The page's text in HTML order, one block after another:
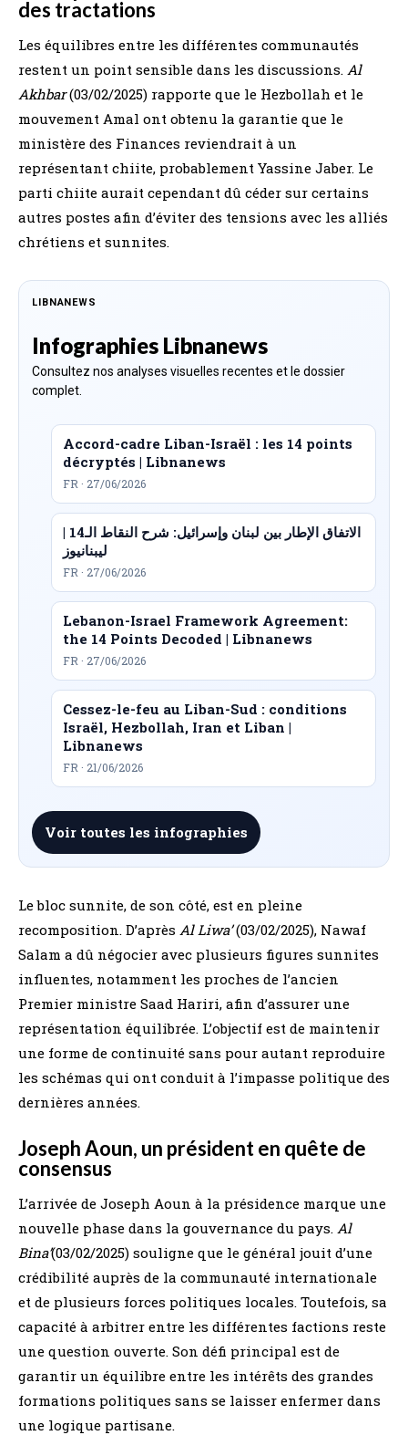
des tractations
Les équilibres entre les différentes communautés
restent un point sensible dans les discussions. Al
Akhbar(03/02/2025) rapporte que le Hezbollah et le
mouvement Amal ont obtenu la garantie que le
ministère des Finances reviendrait à un
représentant chiite, probablement Yassine Jaber. Le
parti chiite aurait cependant dû céder sur certains
autres postes afin d’éviter des tensions avec les alliés
chrétiens et sunnites.
LIBNANEWS
Infographies Libnanews
Consultez nos analyses visuelles recentes et le dossier
complet.
Accord-cadre Liban-Israël : les 14 points
décryptés | Libnanews
FR · 27/06/2026
الاتفاق الإطار بين لبنان وإسرائيل: شرح النقاط الـ14 |
ليبنانيوز
FR · 27/06/2026
Lebanon-Israel Framework Agreement:
the 14 Points Decoded | Libnanews
FR · 27/06/2026
Cessez-le-feu au Liban-Sud : conditions
Israël, Hezbollah, Iran et Liban |
Libnanews
FR · 21/06/2026
Voir toutes les infographies
Le bloc sunnite, de son côté, est en pleine
recomposition. D’après Al Liwa’(03/02/2025), Nawaf
Salam a dû négocier avec plusieurs figures sunnites
influentes, notamment les proches de l’ancien
Premier ministre Saad Hariri, afin d’assurer une
représentation équilibrée. L’objectif est de maintenir
une forme de continuité sans pour autant reproduire
les schémas qui ont conduit à l’impasse politique des
dernières années.
Joseph Aoun, un président en quête de
consensus
L’arrivée de Joseph Aoun à la présidence marque une
nouvelle phase dans la gouvernance du pays. Al
Bina’(03/02/2025) souligne que le général jouit d’une
crédibilité auprès de la communauté internationale
et de plusieurs forces politiques locales. Toutefois, sa
capacité à arbitrer entre les différentes factions reste
une question ouverte. Son défi principal est de
garantir un équilibre entre les intérêts des grandes
formations politiques sans se laisser enfermer dans
une logique partisane.